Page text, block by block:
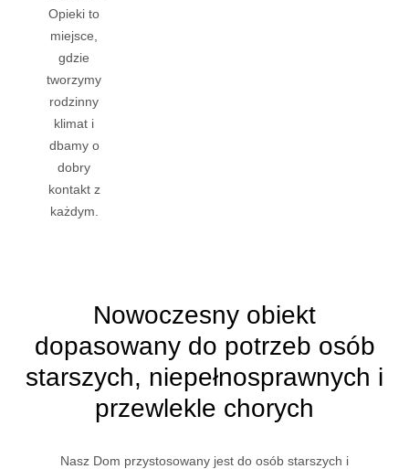
Opieki to
miejsce,
gdzie
tworzymy
rodzinny
klimat i
dbamy o
dobry
kontakt z
każdym.
Nowoczesny obiekt
dopasowany do potrzeb osób
starszych, niepełnosprawnych i
przewlekle chorych
Nasz Dom przystosowany jest do osób starszych i